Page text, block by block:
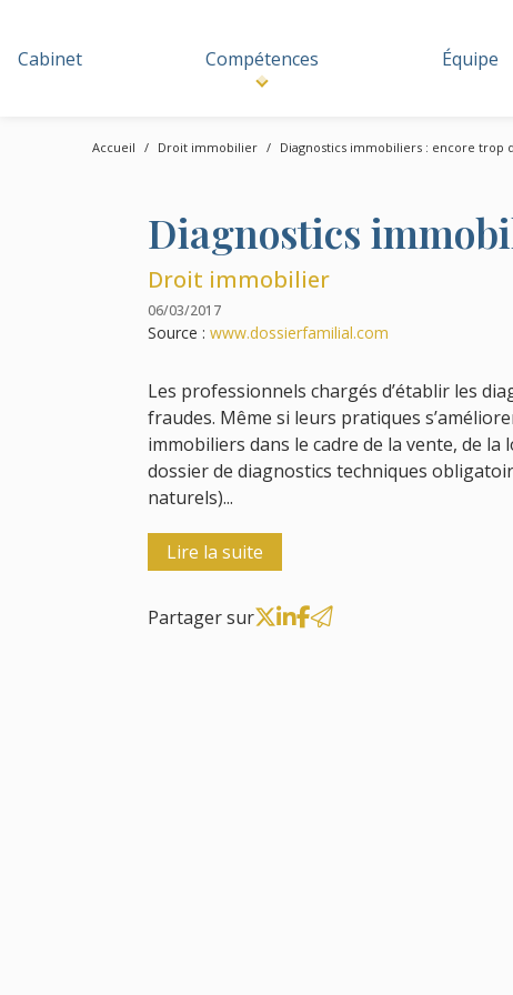
Cabinet Compétences Équipe
Accueil Droit immobilier Diagnostics immobiliers : encore trop
Diagnostics
Droit immobilier
06/03/2017
Source :www.dossierfamilial.com
Les professionnels chargés d’établir les
fraudes. Même si leurs pratiques
immobiliers dans le cadre de la vente, de
dossier de diagnostics techniques
naturels)...
Lire la suite
Partager sur